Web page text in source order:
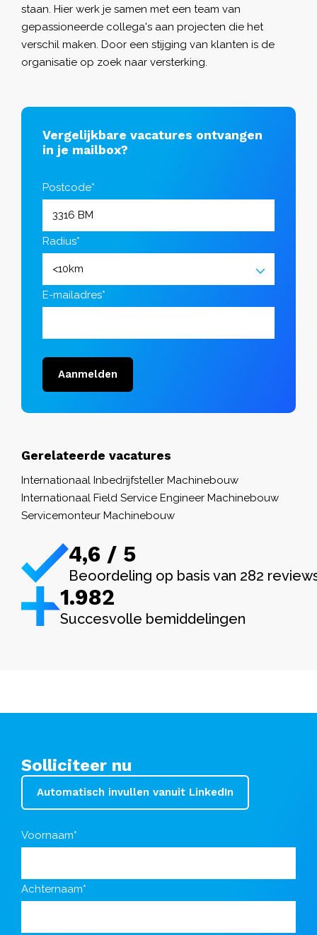
staan. Hier werk je samen met een team van
gepassioneerde collega's aan projecten die het
verschil maken. Door een stijging van klanten is de
organisatie op zoek naar versterking.
Vergelijkbare vacatures ontvangen
in je mailbox?
Postcode*
Radius*
E-mailadres*
Aanmelden
Gerelateerde vacatures
Internationaal Inbedrijfsteller Machinebouw
Internationaal Field Service Engineer Machinebouw
Servicemonteur Machinebouw
4,6 / 5
Beoordeling op basis van 282
1.982
Succesvolle bemiddelingen
Solliciteer nu
Automatisch invullen vanuit LinkedIn
Voornaam*
Achternaam*